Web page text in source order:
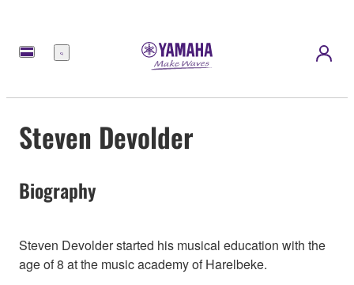
Menú
Steven Devolder
Biography
Steven Devolder started his musical education with the
age of 8 at the music academy of Harelbeke.